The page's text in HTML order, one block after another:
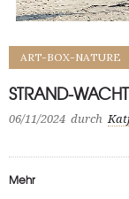
ART-BOX-NATURE
STRAND-
06/11/2024 durch
Mehr